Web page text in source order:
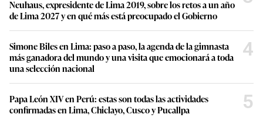
Neuhaus, expresidente de Lima 2019, sobre los retos a un año
de Lima 2027 y en qué más está preocupado el Gobierno
Simone Biles en Lima: paso a paso, la agenda de la gimnasta
más ganadora del mundo y una visita que emocionará a toda
una selección nacional
4
Papa León XIV en Perú: estas son todas las actividades
confirmadas en Lima, Chiclayo, Cusco y Pucallpa
5